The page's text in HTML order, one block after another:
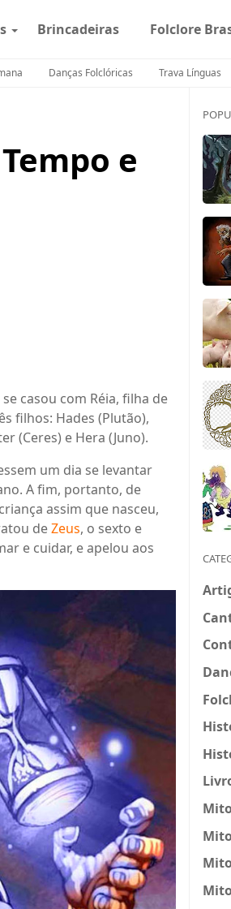
Brincadeiras Folclore
Danças Folclóricas Trava Línguas
e
casou com Réia, filha de
filhos: Hades (Plutão),
(Ceres) e Hera (Juno).
um dia se levantar
A fim, portanto, de
assim que nasceu,
deZeus, o sexto e
e cuidar, e apelou aos